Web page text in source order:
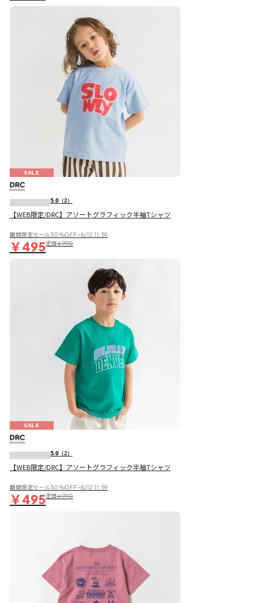
SALE
5.0 （2）
【WEB限定/DRC】アソートグラフィック半袖Tシャツ
期間限定セール50％OFF~8/12 11:59
￥495定価￥990
SALE
5.0 （2）
【WEB限定/DRC】アソートグラフィック半袖Tシャツ
期間限定セール50％OFF~8/12 11:59
￥495定価￥990